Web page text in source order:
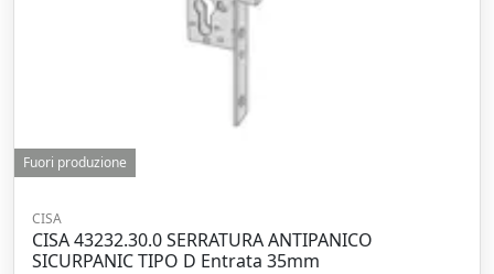
Fuori produzione
CISA
CISA 43232.30.0 SERRATURA ANTIPANICO
SICURPANIC TIPO D Entrata 35mm